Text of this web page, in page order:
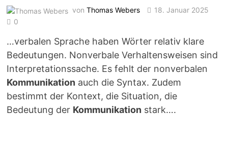
vonThomas Webers
18. Januar 2025
0
…verbalen Sprache haben Wörter relativ klare
Bedeutungen. Nonverbale Verhaltensweisen sind
Interpretationssache. Es fehlt der nonverbalen
Kommunikation auch die Syntax. Zudem
bestimmt der Kontext, die Situation, die
Bedeutung der Kommunikation stark….